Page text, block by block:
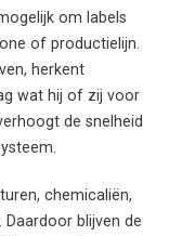
om labels
of productielijn.
herkent
wat hij of zij voor
de snelheid
chemicaliën,
blijven de